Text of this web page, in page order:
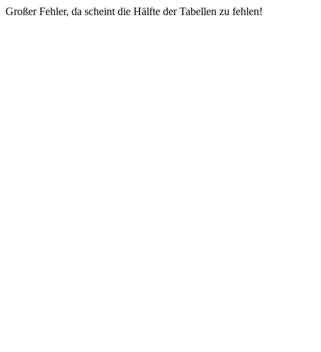
Großer Fehler, da scheint die Hälfte der Tabellen zu fehlen!